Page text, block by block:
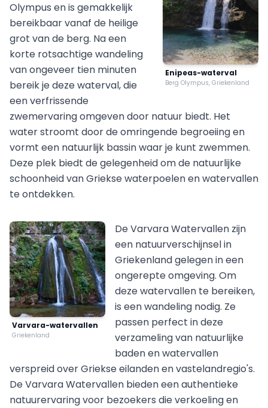
Enipeas-waterval
Berg Olympus, Griekenland
Olympus en is gemakkelijk
bereikbaar vanaf de heilige
grot van de berg. Na een
korte rotsachtige wandeling
van ongeveer tien minuten
bereik je deze waterval, die
een verfrissende
zwemervaring omgeven door natuur biedt. Het
water stroomt door de omringende begroeiing en
vormt een natuurlijk bassin waar je kunt zwemmen.
Deze plek biedt de gelegenheid om de natuurlijke
schoonheid van Griekse waterpoelen en watervallen
te ontdekken.
Varvara-watervallen
Griekenland
De Varvara Watervallen zijn
een natuurverschijnsel in
Griekenland gelegen in een
ongerepte omgeving. Om
deze watervallen te bereiken,
is een wandeling nodig. Ze
passen perfect in deze
verzameling van natuurlijke
baden en watervallen
verspreid over Griekse eilanden en vastelandregio's.
De Varvara Watervallen bieden een authentieke
natuurervaring voor bezoekers die verkoeling en